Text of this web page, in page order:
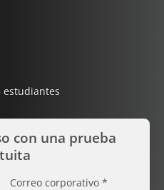
estudiantes
con una prueba
Correo corporativo *